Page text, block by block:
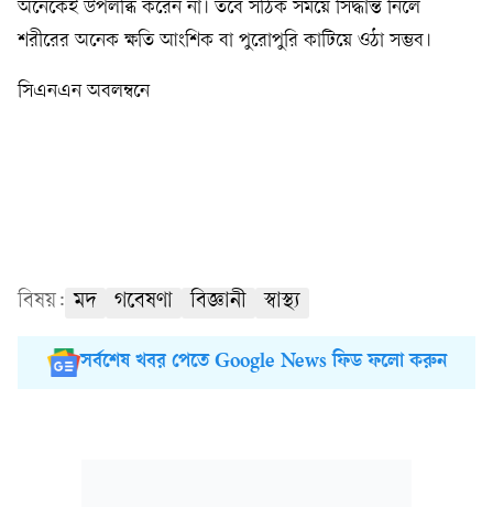
অনেকেই উপলব্ধি করেন না। তবে সঠিক সময়ে সিদ্ধান্ত নিলে
শরীরের অনেক ক্ষতি আংশিক বা পুরোপুরি কাটিয়ে ওঠা সম্ভব।
সিএনএন অবলম্বনে
বিষয়: মদ গবেষণা বিজ্ঞানী স্বাস্থ্য
সর্বশেষ খবর পেতে Google News ফিড ফলো করুন